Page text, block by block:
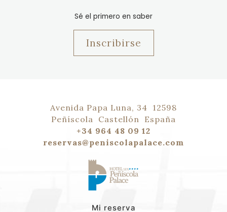
Sé el primero en saber
Inscribirse
Avenida Papa Luna, 34 12598
Peñíscola Castellón España
+34 964 48 09 12
reservas@peniscolapalace.com
Mi reserva